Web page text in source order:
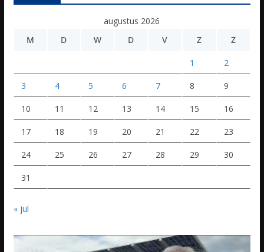
augustus 2026
M
D W D V Z Z
1 2
3 4 5 6 7 8 9
10 11 12 13 14 15 16
17 18 19 20 21 22 23
24 25 26 27 28 29 30
31
« jul